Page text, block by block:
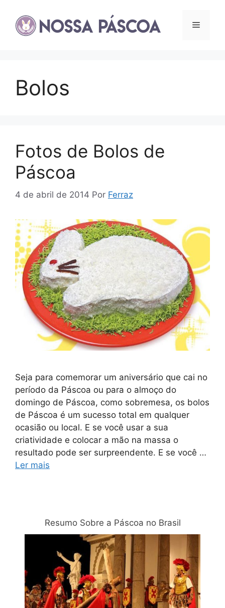
para
Menu
Bolos
Fotos de Bolos de
Páscoa
4 de abril de 2014 Por Ferraz
Seja para comemorar um aniversário que cai no
período da Páscoa ou para o almoço do
domingo de Páscoa, como sobremesa, os bolos
de Páscoa é um sucesso total em qualquer
ocasião ou local. E se você usar a sua
criatividade e colocar a mão na massa o
resultado pode ser surpreendente. E se você …
Ler mais
Resumo Sobre a Páscoa no Brasil